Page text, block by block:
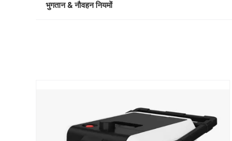
भुगतान & नौवहन नियमों